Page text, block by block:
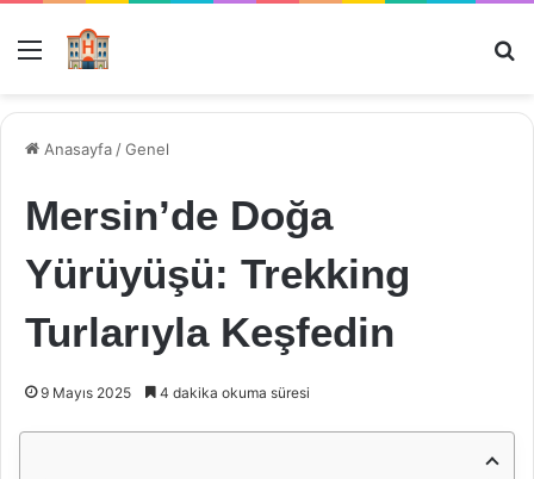
Menü
Anasayfa /Genel
Mersin’de Doğa
Yürüyüşü: Trekking
Turlarıyla Keşfedin
9 Mayıs 2025 4 dakika okuma süresi